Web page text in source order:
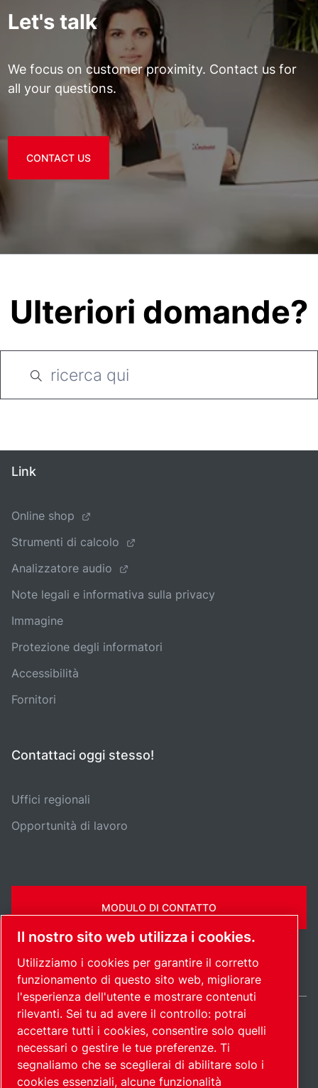
Let's talk
We focus on customer proximity. Contact us for
all your questions.
CONTACT US
Ulteriori domande?
Link
Online shop
Strumenti di calcolo
Analizzatore audio
Note legali e informativa sulla privacy
Immagine
Protezione degli informatori
Accessibilità
Fornitori
Contattaci oggi stesso!
Uffici regionali
Opportunità di lavoro
MODULO DI CONTATTO
Mappa del
sito
Gestione preferenze
cookies
© 2026
Copyright.
Italy / IT
Il nostro sito web utilizza i cookies.
Utilizziamo i cookies per garantire il corretto
funzionamento di questo sito web, migliorare
l'esperienza dell'utente e mostrare contenuti
rilevanti. Sei tu ad avere il controllo: potrai
accettare tutti i cookies, consentire solo quelli
necessari o gestire le tue preferenze. Ti
segnaliamo che se sceglierai di abilitare solo i
cookies essenziali, alcune funzionalità